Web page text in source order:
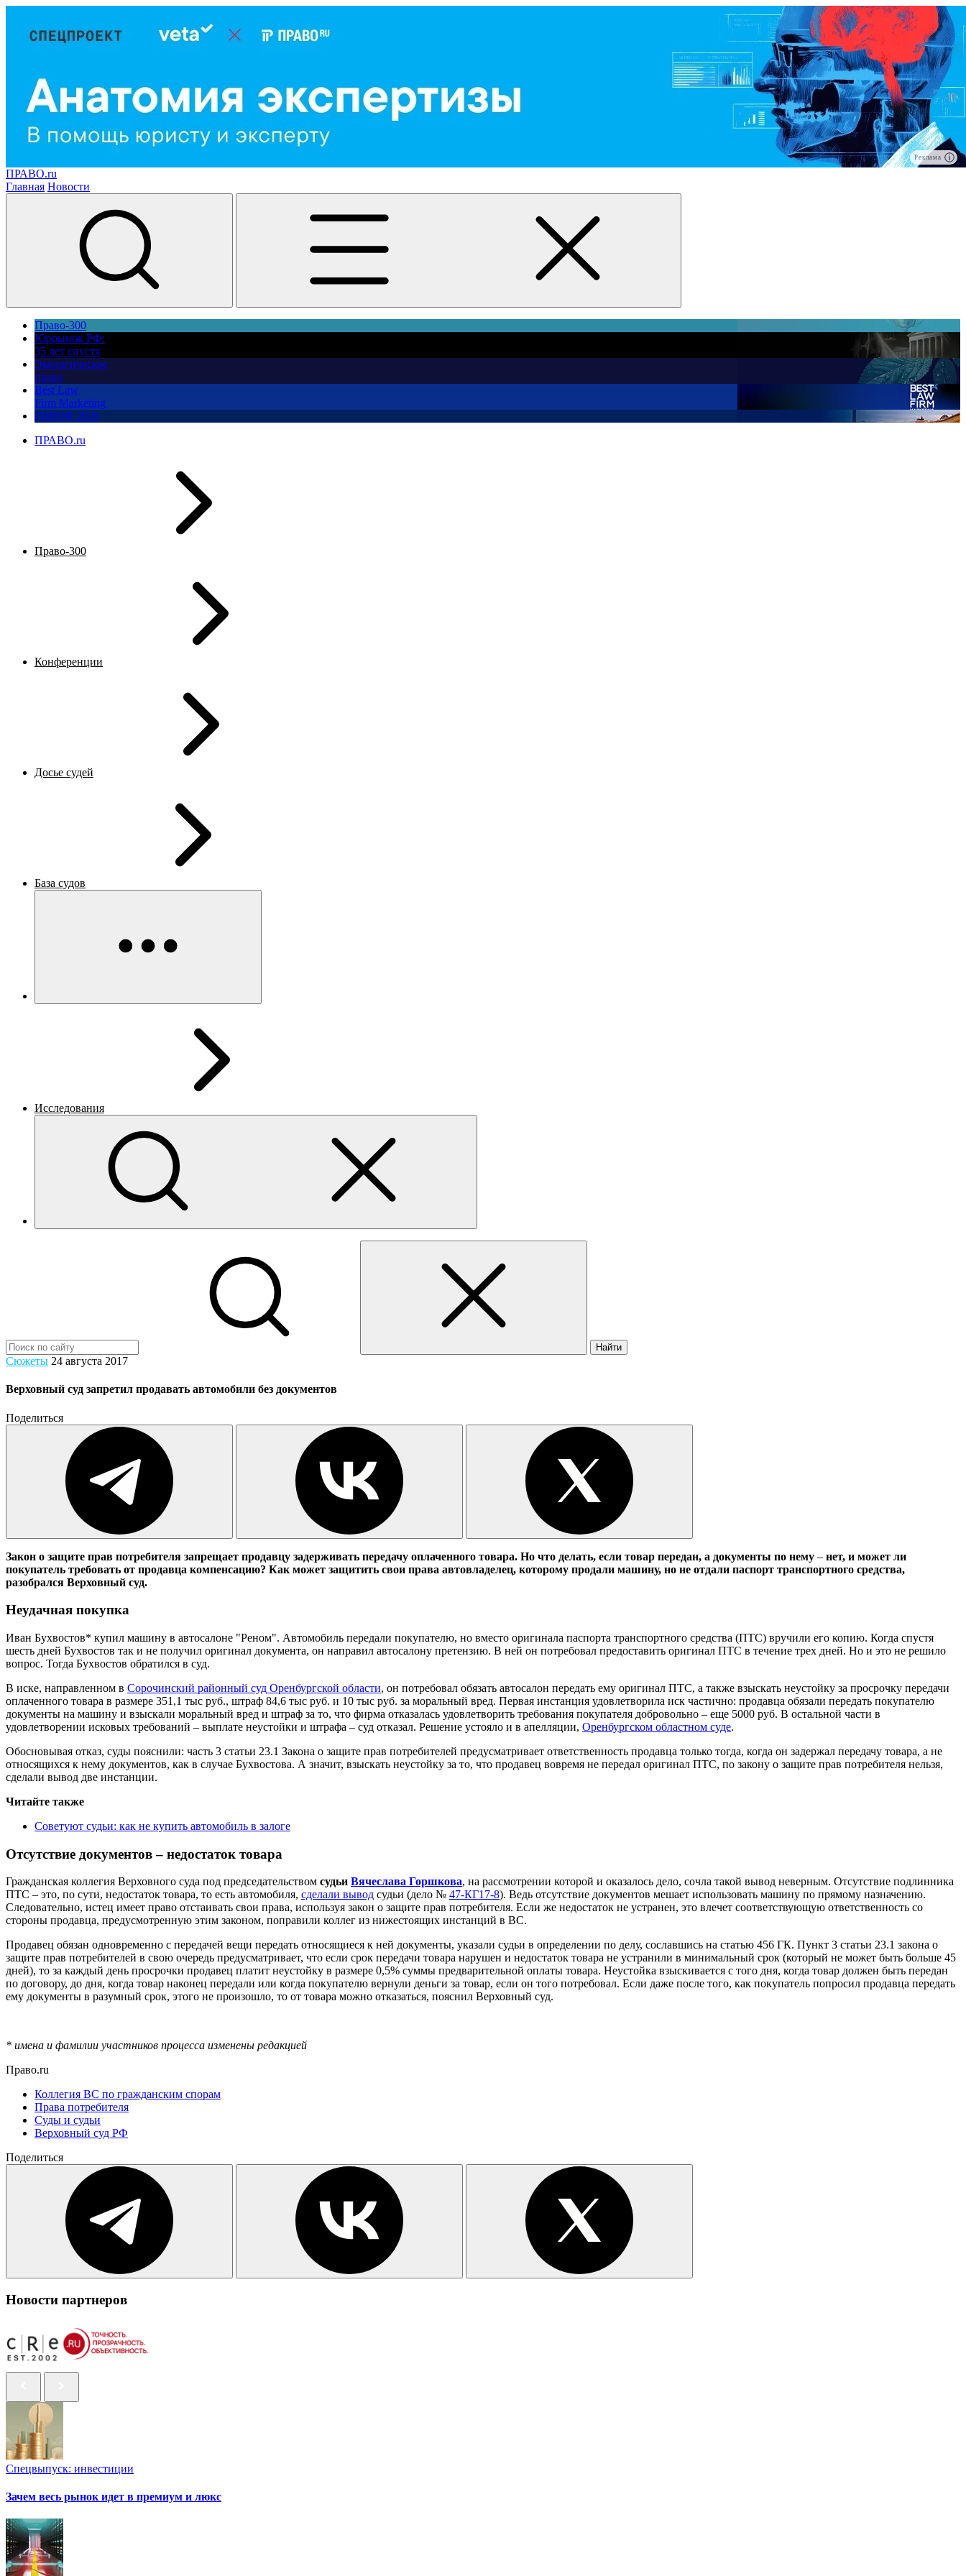
Реклама
ПРАВО.ru
Главная Новости
Право-300
Юррынок РФ:
35 лет спустя
Экологическое
право
Best Law
Firm Marketing
ПМЮФ 2026
ПРАВО.ru
Право-300
Конференции
Досье судей
База судов
Исследования
Найти
Сюжеты 24 августа 2017
Верховный суд запретил продавать автомобили без документов
Поделиться
Закон о защите прав потребителя запрещает продавцу задерживать передачу оплаченного товара. Но что делать, если товар передан, а документы по нему – нет, и может ли
покупатель требовать от продавца компенсацию? Как может защитить свои права автовладелец, которому продали машину, но не отдали паспорт транспортного средства,
разобрался Верховный суд.
Неудачная покупка
Иван Бухвостов* купил машину в автосалоне "Реном". Автомобиль передали покупателю, но вместо оригинала паспорта транспортного средства (ПТС) вручили его копию. Когда спустя
шесть дней Бухвостов так и не получил оригинал документа, он направил автосалону претензию. В ней он потребовал предоставить оригинал ПТС в течение трех дней. Но и это не решило
вопрос. Тогда Бухвостов обратился в суд.
В иске, направленном в Сорочинский районный суд Оренбургской области, он потребовал обязать автосалон передать ему оригинал ПТС, а также взыскать неустойку за просрочку передачи
оплаченного товара в размере 351,1 тыс руб., штраф 84,6 тыс руб. и 10 тыс руб. за моральный вред. Первая инстанция удовлетворила иск частично: продавца обязали передать покупателю
документы на машину и взыскали моральный вред и штраф за то, что фирма отказалась удовлетворить требования покупателя добровольно – еще 5000 руб. В остальной части в
удовлетворении исковых требований – выплате неустойки и штрафа – суд отказал. Решение устояло и в апелляции, Оренбургском областном суде.
Обосновывая отказ, суды пояснили: часть 3 статьи 23.1 Закона о защите прав потребителей предусматривает ответственность продавца только тогда, когда он задержал передачу товара, а не
относящихся к нему документов, как в случае Бухвостова. А значит, взыскать неустойку за то, что продавец вовремя не передал оригинал ПТС, по закону о защите прав потребителя нельзя,
сделали вывод две инстанции.
Читайте также
Советуют судьи: как не купить автомобиль в залоге
Отсутствие документов – недостаток товара
Гражданская коллегия Верховного суда под председательством судьи Вячеслава Горшкова, на рассмотрении которой и оказалось дело, сочла такой вывод неверным. Отсутствие подлинника
ПТС – это, по сути, недостаток товара, то есть автомобиля, сделали вывод судьи (дело № 47-КГ17-8). Ведь отсутствие документов мешает использовать машину по прямому назначению.
Следовательно, истец имеет право отстаивать свои права, используя закон о защите прав потребителя. Если же недостаток не устранен, это влечет соответствующую ответственность со
стороны продавца, предусмотренную этим законом, поправили коллег из нижестоящих инстанций в ВС.
Продавец обязан одновременно с передачей вещи передать относящиеся к ней документы, указали судьи в определении по делу, сославшись на статью 456 ГК. Пункт 3 статьи 23.1 закона о
защите прав потребителей в свою очередь предусматривает, что если срок передачи товара нарушен и недостаток товара не устранили в минимальный срок (который не может быть больше 45
дней), то за каждый день просрочки продавец платит неустойку в размере 0,5% суммы предварительной оплаты товара. Неустойка взыскивается с того дня, когда товар должен быть передан
по договору, до дня, когда товар наконец передали или когда покупателю вернули деньги за товар, если он того потребовал. Если даже после того, как покупатель попросил продавца передать
ему документы в разумный срок, этого не произошло, то от товара можно отказаться, пояснил Верховный суд.
* имена и фамилии участников процесса изменены редакцией
Право.ru
Коллегия ВС по гражданским спорам
Права потребителя
Суды и судьи
Верховный суд РФ
Поделиться
Новости партнеров
Спецвыпуск: инвестиции
Зачем весь рынок идет в премиум и люкс